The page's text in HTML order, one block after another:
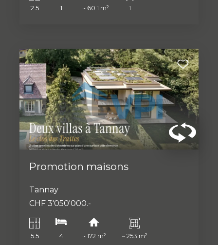
2.5 1 ~ 60.1 m² 1
Promotion maisons
Tannay
CHF 3'050'000.-
5.5 4 ~ 172 m² ~ 253 m²